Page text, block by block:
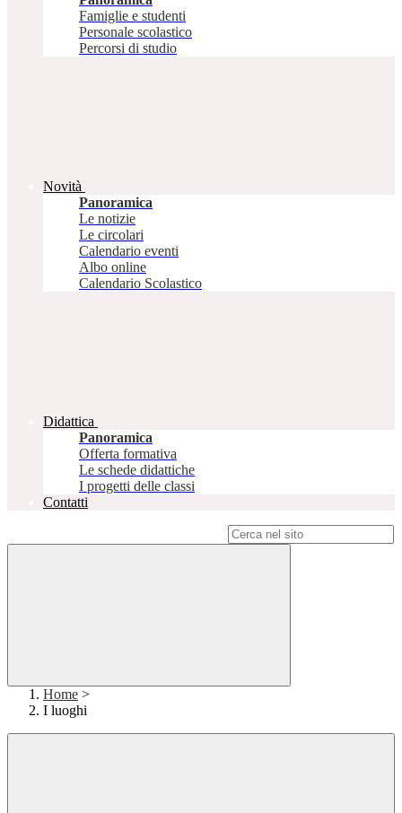
Famiglie e studenti
Personale scolastico
Percorsi di studio
Novità
Panoramica
Le notizie
Le circolari
Calendario eventi
Albo online
Calendario Scolastico
Didattica
Panoramica
Offerta formativa
Le schede didattiche
I progetti delle classi
Contatti
Home >
I luoghi